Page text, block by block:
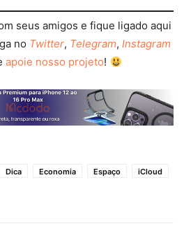
seus amigos e fique ligado aqui
no Twitter, Telegram, Instagram
apoie nosso projeto!
Dica Economia Espaço
iCloud